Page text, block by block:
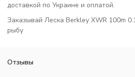
доставкой по Украине и оплатой.
Заказывай Леска Berkley XWR 100m
рыбу
Отзывы